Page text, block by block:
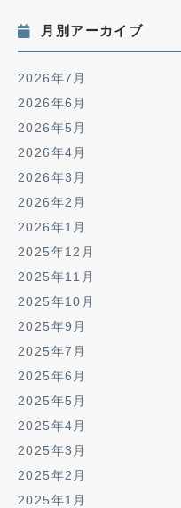
月別アーカイブ
2026年7月
2026年6月
2026年5月
2026年4月
2026年3月
2026年2月
2026年1月
2025年12月
2025年11月
2025年10月
2025年9月
2025年7月
2025年6月
2025年5月
2025年4月
2025年3月
2025年2月
2025年1月